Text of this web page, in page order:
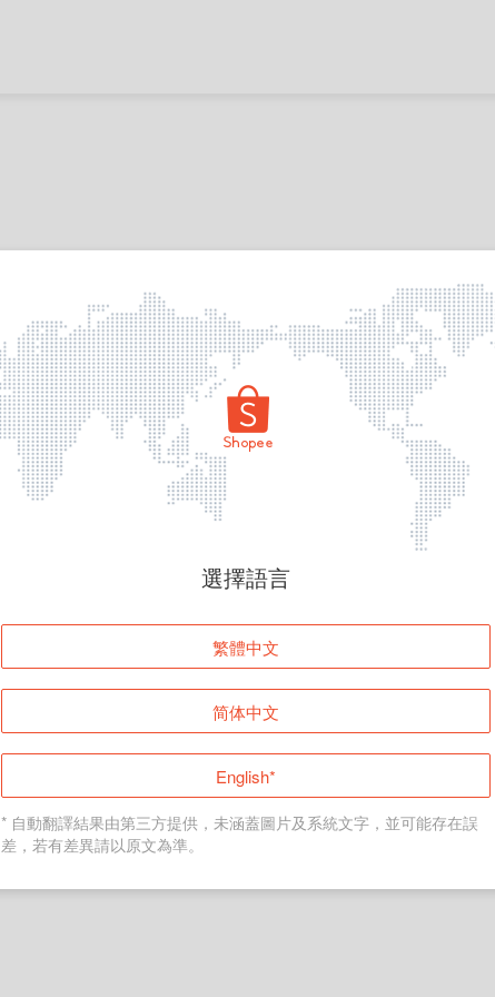
頁面無法顯示
登入
返回首頁
選擇語言
繁體中文
简体中文
English*
* 自動翻譯結果由第三方提供，未涵蓋圖片及系統文字，並可能存在誤
差，若有差異請以原文為準。